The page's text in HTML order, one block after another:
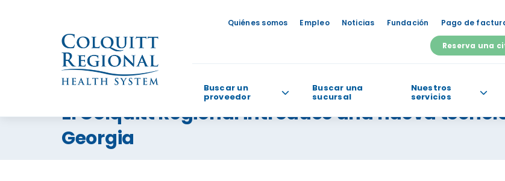
Quiénes somos Empleo Noticias Fundación Pago de
Reserva una
Buscar un
proveedor
Buscar una
sucursal
Nuestros
servicios
¿En qué podemos
El Colquitt Regional introduce una nueva
Georgia